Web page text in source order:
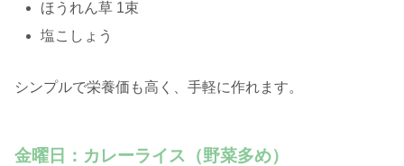
ほうれん草 1束
塩こしょう
シンプルで栄養価も高く、手軽に作れます。
金曜日：カレーライス（野菜多め）